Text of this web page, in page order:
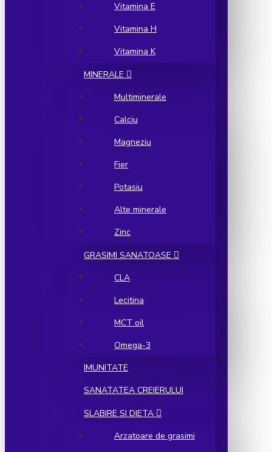
Vitamina E
Vitamina H
Vitamina K
MINERALE
Multiminerale
Calciu
Magneziu
Fier
Potasiu
Alte minerale
Zinc
GRASIMI SANATOASE
CLA
Lecitina
MCT oil
Omega-3
IMUNITATE
SANATATEA CREIERULUI
SLABIRE SI DIETA
Arzatoare de grasimi